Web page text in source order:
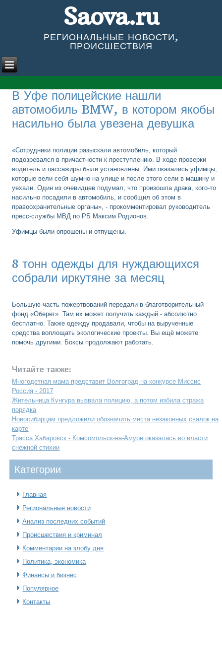
Saova.ru
РЕГИОНАЛЬНЫЕ НОВОСТИ,
ПРОИСШЕСТВИЯ
В Уфе полицейские нашли
автомобиль BMW, в котором якобы
насильно была увезена девушка
«Сотрудники полиции разыскали автомобиль, который
подозревался в причастности к преступлению. В ходе проверки
водитель и пассажиры были установлены. Ими оказались уфимцы,
которые вели себя шумно на улице и после этого сели в машину и
уехали. Один из очевидцев подумал, что произошла драка, кого-то
насильно посадили в автомобиль, и сообщил об этом в
правоохранительные органы», - прокомментировал руководитель
пресс-службы МВД по РБ Максим Родионов.
Уфимцы были опрошены и отпущены.
8 тонн одежды для нуждающихся
собрали иркутяне за месяц
Большую часть пожертвований передали в благотворительный
фонд «Оберег». Там их может получить каждый - абсолютно
бесплатно. Также одежду продавали, чтобы на вырученные
средства воплощать экологические проекты. Вы ещё можете
помочь другими. Боксы продолжают работать.
Читайте также:
Многодетная мама представит Волгоград на конкурсе Миссис
Россия - 2017
Жительница Кунгура вызвала полицию, а потом избила стража
порядка
Новосибирцам предложили обозначить места незаконных свалок на
карте
Трасса Хабаровск - Комсомольск-на-Амуре оказалась во власти
снежной стихии
Категοрии
Главная
Региональные новости
Анализ последних событий
Происшествия и криминал
Комментарии на злобу дня
Политика, экономика
Финансы и бизнес
Популярное
Контакты